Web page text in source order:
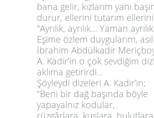
bana gelir, kızlarım yanı
durur, ellerini tutarım
''Ayrılık, ayrılık… Yaman
Eşime özlem duygularım, asıl
İbrahim Abdülkadir
A. Kadir’in o çok sevdiğim
aklıma getirirdi…
Şöyleydi dizeleri A. Kadir’in;
'‘Beni bir dağ başında böyle
yapayalnız kodular,
rüzgârlara, kuşlara, bulutlara